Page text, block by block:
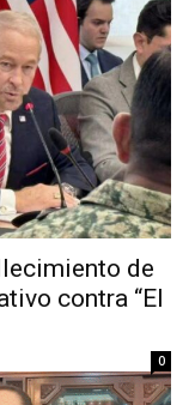
de
contra “El
0